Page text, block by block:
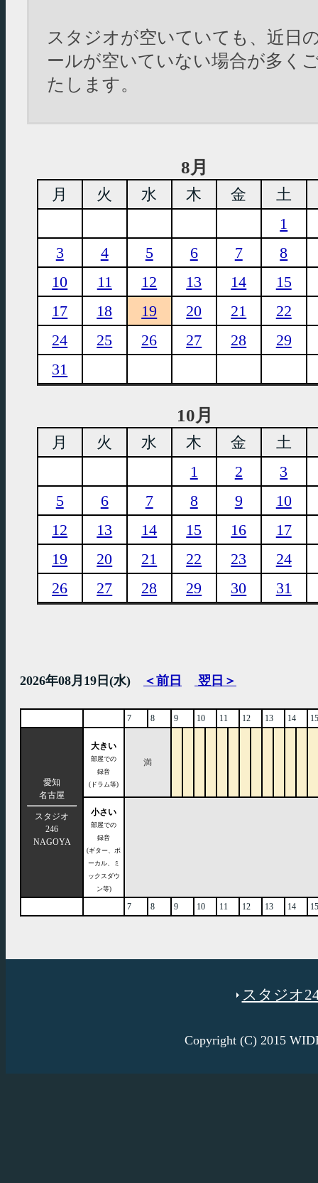
スタジオが空いていても、近日
ールが空いていない場合が多く
たします。
8月
月 火 水 木 金
土
1
3
4 5 6 7
8
10
11 12 13 14
15
17
18 19 20 21
22
24
25 26 27 28
29
31
10月
月 火 水 木 金
土
1
2
3
5
6 7 8 9
10
12
13 14 15 16
17
19
20 21 22 23
24
26
27 28 29 30 31
2026年08月19日(水) ＜前日 翌日＞
7 8 9 10 11 12 13 14 15
愛知
名古屋
スタジオ
246
NAGOYA
大きい
部屋での
録音
(ドラム等)
満
小さい
部屋での
録音
(ギター、ボ
ーカル、ミ
ックスダウ
ン等)
7 8 9 10 11 12 13 14 15
スタジオ
Copyright (C) 2015